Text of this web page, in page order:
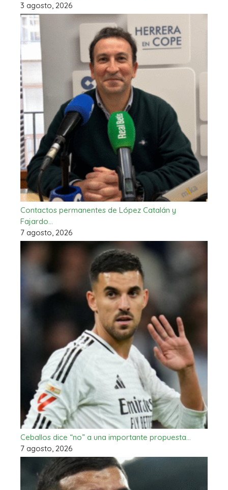
3 agosto, 2026
Contactos permanentes de López Catalán y
Fajardo…
7 agosto, 2026
Ceballos dice “no” a una importante propuesta…
7 agosto, 2026